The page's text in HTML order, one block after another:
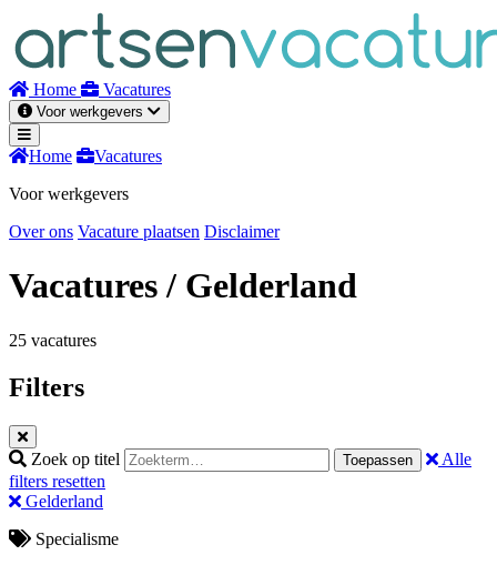
inhoud
Home Vacatures
Voor werkgevers
Home
Vacatures
Voor werkgevers
Over ons Vacature plaatsen Disclaimer
Vacatures/ Gelderland
25 vacatures
Filters
Zoek op titel Toepassen
Alle
filters resetten
Gelderland
Specialisme